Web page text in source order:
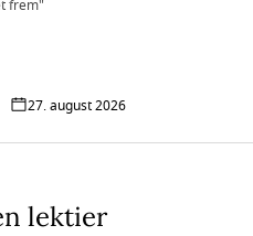
frem"
27. august 2026
lektier